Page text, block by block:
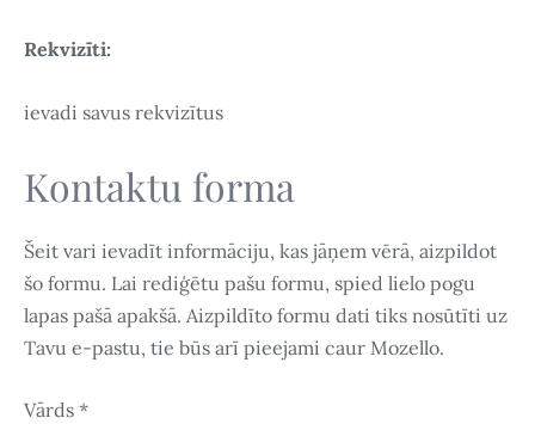
Rekvizīti:
ievadi savus rekvizītus
Kontaktu forma
Šeit vari ievadīt informāciju, kas jāņem vērā, aizpildot
šo formu. Lai rediģētu pašu formu, spied lielo pogu
lapas pašā apakšā. Aizpildīto formu dati tiks nosūtīti uz
Tavu e-pastu, tie būs arī pieejami caur Mozello.
Vārds *